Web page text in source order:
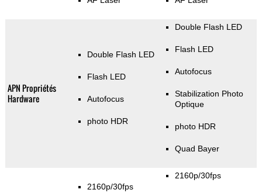
APN Propriétés
Hardware
Double Flash LED
Flash LED
Autofocus
photo HDR
Double Flash LED
Flash LED
Autofocus
Stabilization Photo
Optique
photo HDR
Quad Bayer
2160p/30fps
2160p/30fps